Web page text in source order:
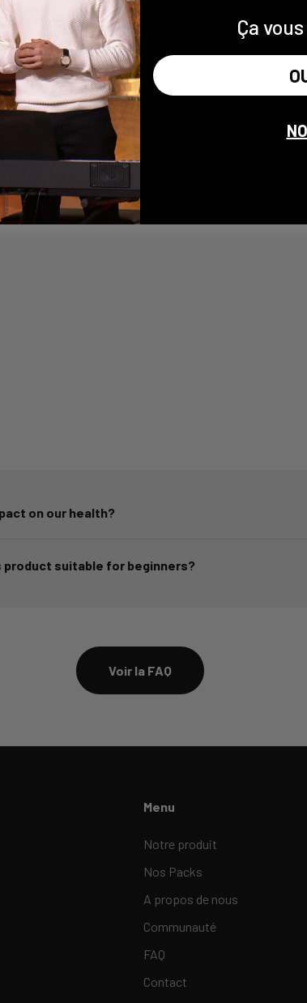
on our health?
product suitable for beginners?
Voir la FAQ
Menu
Notre produit
Nos Packs
A propos de nous
Communauté
FAQ
Contact
Ça